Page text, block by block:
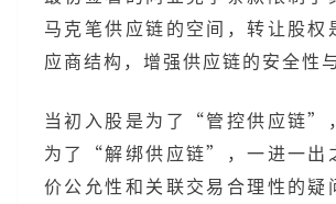
马克笔供应链的空间，转让股权
应商结构，增强供应链的安全性
当初入股是为了“管控供应链”
为了“解绑供应链”，一进一出
价公允性和关联交易合理性的疑